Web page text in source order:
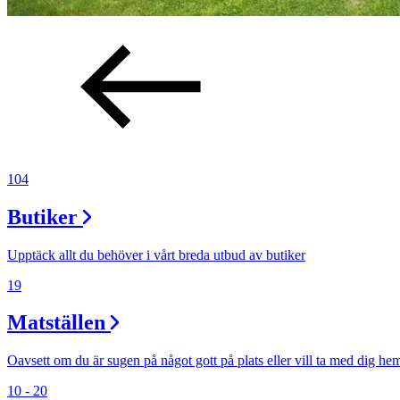
Presentkort
Min Shopping-app
104
Butiker
Upptäck allt du behöver i vårt breda utbud av butiker
19
Matställen
Oavsett om du är sugen på något gott på plats eller vill ta med dig
10 - 20